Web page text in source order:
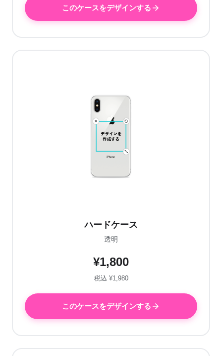
このケースをデザインする
ハードケース
透明
¥1,800
税込 ¥1,980
このケースをデザインする